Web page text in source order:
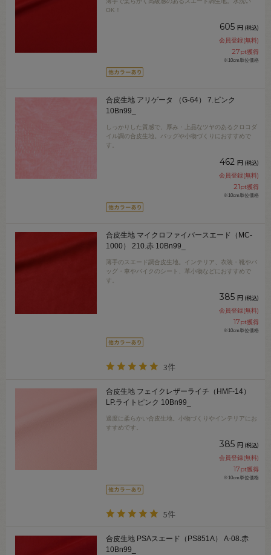
OK！
605 円 (税込)
会員登録(無料)
27pt獲得
※10cm単位価格
合皮生地 アリゲータ （G-64） 7.ピンク
10Bn99_
しっかりした質感で、厚み・上品なツヤのあるクロコダ
イル調の合皮生地。バッグや小物づくりにおすすめで
す。
462 円 (税込)
会員登録(無料)
21pt獲得
※10cm単位価格
合皮生地 マイクロファイバースエード（MC-
1000） 210.赤 10Bn99_
薄手のスエード調合皮生地。インテリア、衣装・靴やバ
ッグ・車やバイクのシート、革小物などにおすすめで
す。
385 円 (税込)
会員登録(無料)
17pt獲得
※10cm単位価格
3件
合皮生地 フェイクレザーライチ（HMF-14）
LP.ライトピンク 10Bn99_
適度に柔らかい合皮生地。小物づくりやインテリアにお
すすめです。
385 円 (税込)
会員登録(無料)
17pt獲得
※10cm単位価格
5件
合皮生地 PSAスエード（PS851A） A-08.赤
10Bn99_